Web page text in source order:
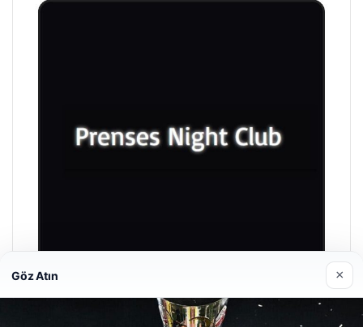
Göz Atın ×